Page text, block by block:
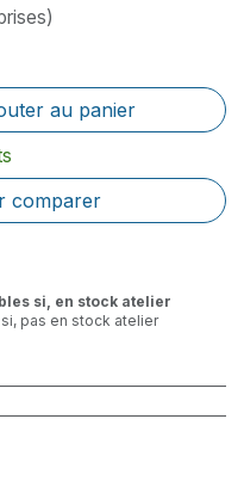
au panier
comparer
si, en stock atelier
pas en stock atelier